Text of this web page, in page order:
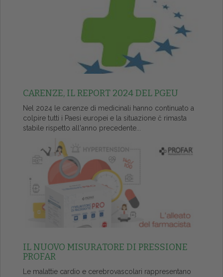
CARENZE, IL REPORT 2024 DEL PGEU
Nel 2024 le carenze di medicinali hanno continuato a
colpire tutti i Paesi europei e la situazione č rimasta
stabile rispetto all'anno precedente...
IL NUOVO MISURATORE DI PRESSIONE
PROFAR
Le malattie cardio e cerebrovascolari rappresentano